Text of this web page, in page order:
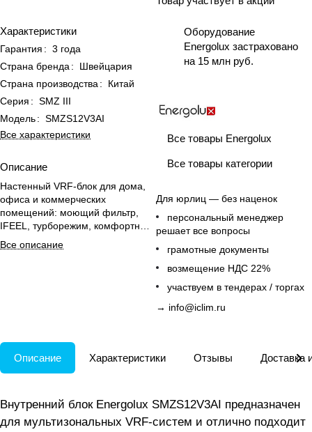
Характеристики
Гарантия : 3 года
Страна бренда :
Швейцария
Страна производства :
Китай
Серия : SMZ III
Модель: SMZS12V3AI
Все характеристики
Описание
Настенный VRF-блок для дома,
офиса и коммерческих
помещений: моющий фильтр,
IFEEL, турборежим, комфортный
сон и интеграция в «Умный дом».
Все описание
Оборудование
Energolux застраховано
на 15 млн руб.
Все товары Energolux
Все товары категории
Для юрлиц — без наценок
персональный менеджер
решает все вопросы
грамотные документы
возмещение НДС 22%
участвуем в тендерах / торгах
→ info@iclim.ru
Описание Характеристики Отзывы Доставка
Внутренний блок Energolux SMZS12V3AI предназначен
для мультизональных VRF-систем и отлично подходит